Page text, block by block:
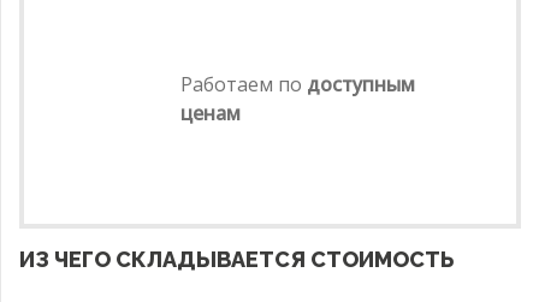
Работаем по доступным
ценам
ИЗ ЧЕГО СКЛАДЫВАЕТСЯ СТОИМОСТЬ